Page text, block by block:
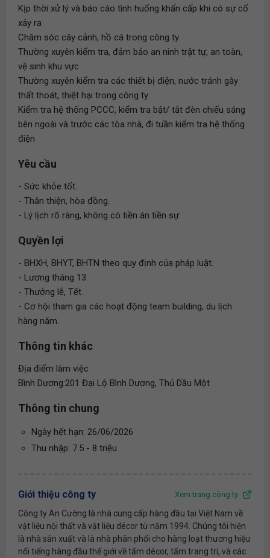
Kịp thời xử lý và báo cáo tình huống khẩn cấp khi có sự cố
xảy ra
Chăm sóc cây cảnh, hồ cá trong công ty
Thường xuyên kiểm tra, đảm bảo an ninh trật tự, an toàn,
vệ sinh khu vực
Thường xuyên kiểm tra các thiết bị điện, nước tránh gây
thất thoát, thiệt hại trong công ty
Kiểm tra hệ thống PCCC, kiểm tra bật/ tắt đèn chiếu sáng
bên ngoài và trước các tòa nhà, đi tuần kiểm tra hệ thống
điện
Yêu cầu
- Sức khỏe tốt.
- Thân thiện, hòa đồng.
- Lý lịch rõ ràng, không có tiền án tiền sự.
Quyền lợi
- BHXH, BHYT, BHTN theo quy định của pháp luật.
- Lương tháng 13.
- Thưởng lễ, Tết.
- Cơ hội tham gia các hoạt động team building, du lịch
hàng năm.
Thông tin khác
Địa điểm làm việc
Bình Dương:201 Đại Lộ Bình Dương, Thủ Dầu Một
Thông tin chung
Ngày hết hạn: 26/06/2026
Thu nhập: 7.5 - 8 triệu
Giới thiệu công ty Xem trang công ty
Công ty An Cường là nhà cung cấp hàng đầu tại Việt Nam về
vật liệu nội thất và vật liệu décor từ năm 1994. Chúng tôi hiện
là nhà sản xuất và là nhà phân phối cho hàng loạt thương hiệu
nổi tiếng hàng đầu thế giới về tấm décor, tấm trang trí, và các